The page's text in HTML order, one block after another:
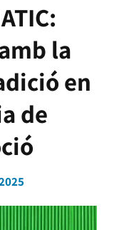
la
en
de